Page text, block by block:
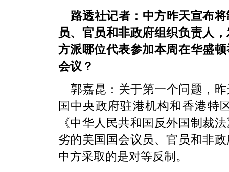
路透社记者：中方昨天宣布
员、官员和非政府组织负责人
方派哪位代表参加本周在华盛
会议？
郭嘉昆：关于第一个问题，
国中央政府驻港机构和香港特
《中华人民共和国反外国制裁
劣的美国国会议员、官员和非
中方采取的是对等反制。